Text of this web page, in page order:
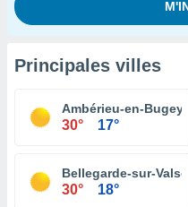
Principales villes
Ambérieu-en-Bugey
30° 17°
Bellegarde-sur-
30° 18°